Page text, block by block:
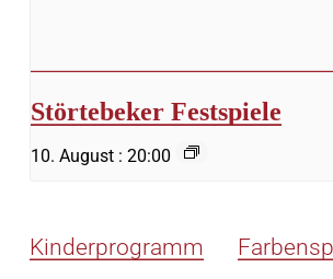
Störtebeker Festspiele
10. August : 20:00
Kinderprogramm